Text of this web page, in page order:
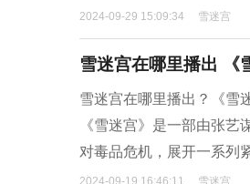
2024-09-29 15:09:34 雪迷宫
雪迷宫在哪里播出 《
雪迷宫在哪里播出？《雪
《雪迷宫》是一部由张
对毒品危机，展开一系列
2024-09-19 16:46:11 雪迷宫